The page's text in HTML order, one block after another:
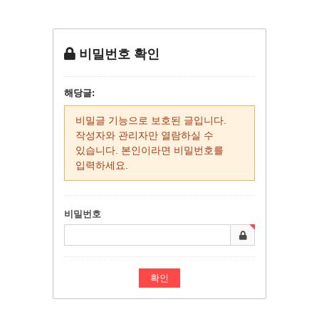
비밀번호 확인
해당글:
비밀글 기능으로 보호된 글입니다.
작성자와 관리자만 열람하실 수
있습니다. 본인이라면 비밀번호를
입력하세요.
비밀번호